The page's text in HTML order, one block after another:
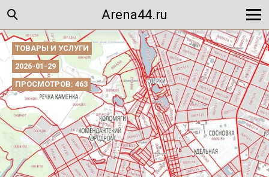
Arena44.ru
ТОВАРЫ И УСЛУГИ
2026-01-29
ПРОСМОТРОВ: 463